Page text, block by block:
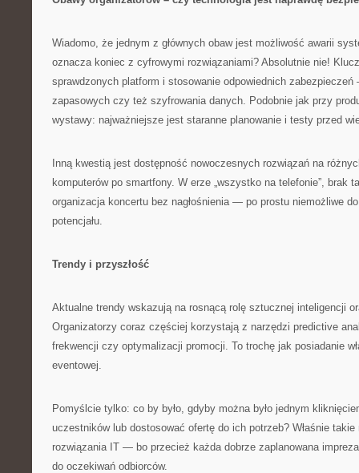
Wiadomo, że jednym z głównych obaw jest możliwość awarii
oznacza koniec z cyfrowymi rozwiązaniami? Absolutnie nie!
sprawdzonych platform i stosowanie odpowiednich
zapasowych czy też szyfrowania danych. Podobnie jak przy
wystawy: najważniejsze jest staranne planowanie i testy przed
Inną kwestią jest dostępność nowoczesnych rozwiązań na
komputerów po smartfony. W erze „wszystko na telefonie”, brak
organizacja koncertu bez nagłośnienia — po prostu niemożliwe
potencjału.
Trendy i przyszłość
Aktualne trendy wskazują na rosnącą rolę sztucznej inteligencji
Organizatorzy coraz częściej korzystają z narzędzi predictive
frekwencji czy optymalizacji promocji. To trochę jak posiadanie
eventowej.
Pomyślcie tylko: co by było, gdyby można było jednym
uczestników lub dostosować ofertę do ich potrzeb? Właśnie
rozwiązania IT — bo przecież każda dobrze zaplanowana
do oczekiwań odbiorców.